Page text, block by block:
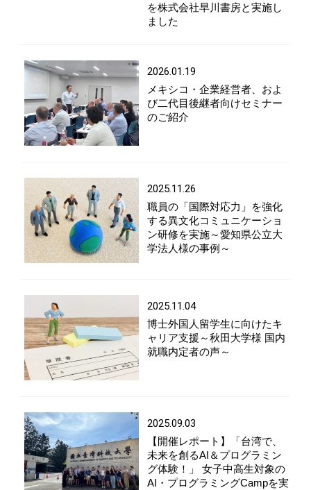
を株式会社早川書房と実施し
ました
2026.01.19
メキシコ・企業経営者、およ
び二代目後継者向けセミナー
のご紹介
2025.11.26
職員の「国際対応力」を強化
する異文化コミュニケーショ
ン研修を実施～愛知県公立大
学法人様の事例～
2025.11.04
博士外国人留学生に向けたキ
ャリア支援～秋田大学様 国内
就職内定者の声～
2025.09.03
【開催レポート】「台湾で、
未来を創るAI＆プログラミン
グ体験！」 女子中高生対象の
AI・プログラミングCampを実